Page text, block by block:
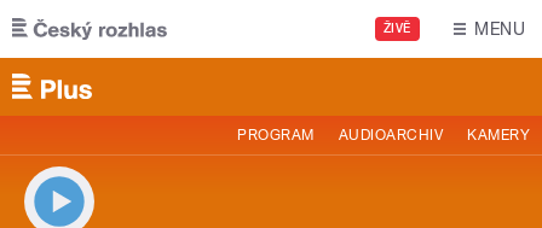
Přejít k hlavnímu obsahu
ŽIVĚ MENU
PROGRAM AUDIOARCHIV KAMERY